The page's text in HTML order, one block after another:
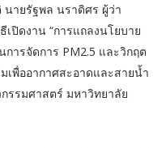
นายรัฐพล นราดิศร ผู้ว่า
เปิดงาน “การแถลงนโยบาย
ารจัดการ PM2.5 และวิกฤต
เพื่ออากาศสะอาดและสายน้ำ
รรมศาสตร์ มหาวิทยาลัย